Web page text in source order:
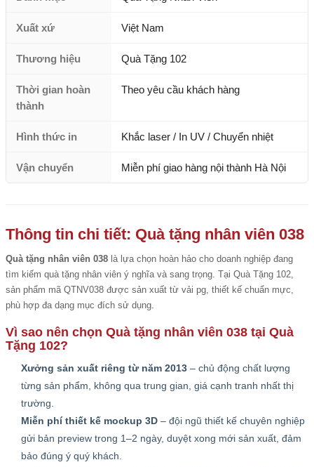
Xuất xứ Việt Nam
Thương hiệu Quà Tặng 102
Thời gian hoàn
thành
Theo yêu cầu khách hàng
Hình thức in Khắc laser / In UV / Chuyển nhiệt
Vận chuyển Miễn phí giao hàng nội thành Hà Nội
Thông tin chi tiết: Quà tặng nhân viên 038
Quà tặng nhân viên 038 là lựa chọn hoàn hảo cho doanh nghiệp đang
tìm kiếm quà tặng nhân viên ý nghĩa và sang trọng. Tại Quà Tặng 102,
sản phẩm mã QTNV038 được sản xuất từ vải pg, thiết kế chuẩn mực,
phù hợp đa dạng mục đích sử dụng.
Vì sao nên chọn Quà tặng nhân viên 038 tại Quà
Tặng 102?
Xưởng sản xuất riêng từ năm 2013 – chủ động chất lượng
từng sản phẩm, không qua trung gian, giá cạnh tranh nhất thị
trường.
Miễn phí thiết kế mockup 3D – đội ngũ thiết kế chuyên nghiệp
gửi bản preview trong 1–2 ngày, duyệt xong mới sản xuất, đảm
bảo đúng ý quý khách.